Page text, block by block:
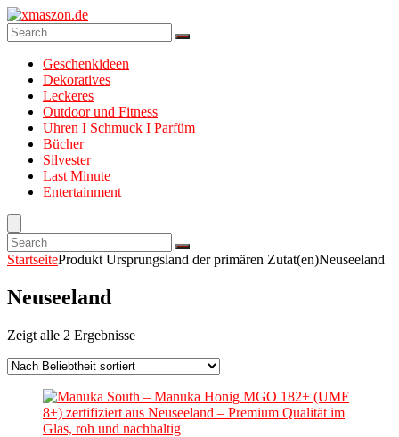
Geschenkideen
Dekoratives
Leckeres
Outdoor und Fitness
Uhren I Schmuck I Parfüm
Bücher
Silvester
Last Minute
Entertainment
StartseiteProdukt Ursprungsland der primären Zutat(en)Neuseeland
Neuseeland
Zeigt alle 2 Ergebnisse